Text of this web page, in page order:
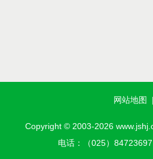
网站地图
Copyright © 2003-2026
电话：（025）